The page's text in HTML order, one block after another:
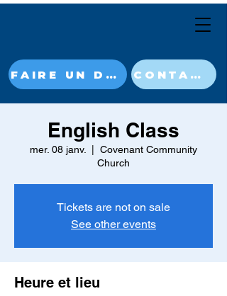
FAIRE UN DON MAINTENANT CONTACT
English Class
mer. 08 janv.
Covenant Community
Church
Tickets are not on sale
See other events
Heure et lieu